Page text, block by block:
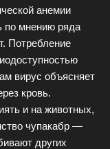
анемии
по мнению ряда
Потребление
вирус объясняет
кровь.
и на животных,
чупакабр —
других